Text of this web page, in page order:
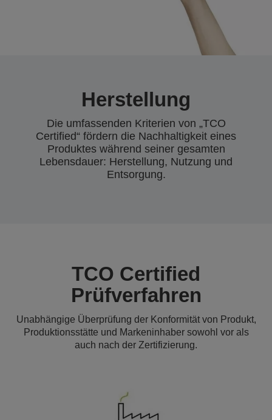
Herstellung
Die umfassenden Kriterien von „TCO
Certified“ fördern die Nachhaltigkeit eines
Produktes während seiner gesamten
Lebensdauer: Herstellung, Nutzung und
Entsorgung.
TCO Certified
Prüfverfahren
Unabhängige Überprüfung der Konformität von Produkt,
Produktionsstätte und Markeninhaber sowohl vor als
auch nach der Zertifizierung.